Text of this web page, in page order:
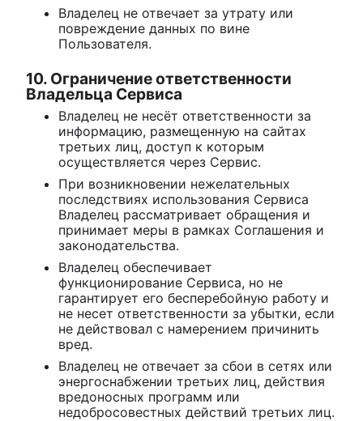
Владелец не отвечает за утрату или
повреждение данных по вине
Пользователя.
10. Ограничение ответственности
Владельца Сервиса
Владелец не несёт ответственности за
информацию, размещенную на сайтах
третьих лиц, доступ к которым
осуществляется через Сервис.
При возникновении нежелательных
последствиях использования Сервиса
Владелец рассматривает обращения и
принимает меры в рамках Соглашения и
законодательства.
Владелец обеспечивает
функционирование Сервиса, но не
гарантирует его бесперебойную работу и
не несет ответственности за убытки, если
не действовал с намерением причинить
вред.
Владелец не отвечает за сбои в сетях или
энергоснабжении третьих лиц, действия
вредоносных программ или
недобросовестных действий третьих лиц.